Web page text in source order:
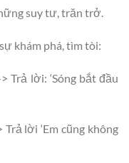
suy tư, trăn trở.
khám phá, tìm tòi:
Trả lời: ‘Sóng bắt đầu
Trả lời ‘Em cũng không